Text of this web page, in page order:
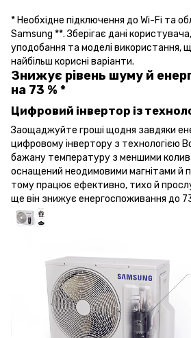
* Необхідне підключення до Wi-Fi та
Samsung **. Зберігає дані
уподобання та моделі використання,
найбільш корисні варіанти.
Знижує рівень шуму й
на 73 % *
Цифровий інвертор із
Заощаджуйте гроші щодня завдяки
цифровому інвертору з технологією
бажану температуру з меншими
оснащений неодимовими магнітами й
тому працює ефективно, тихо й
ще він знижує енергоспоживання до